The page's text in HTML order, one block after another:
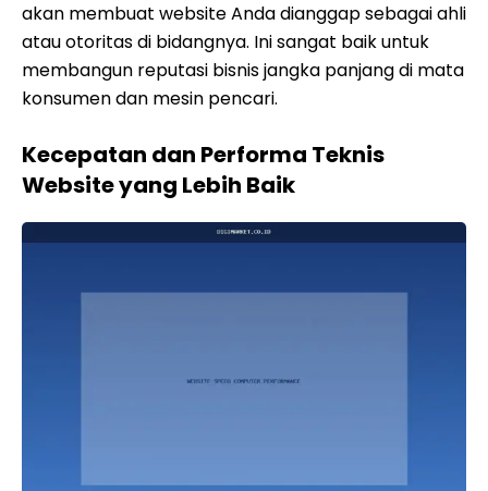
akan membuat website Anda dianggap sebagai ahli
atau otoritas di bidangnya. Ini sangat baik untuk
membangun reputasi bisnis jangka panjang di mata
konsumen dan mesin pencari.
Kecepatan dan Performa Teknis
Website yang Lebih Baik